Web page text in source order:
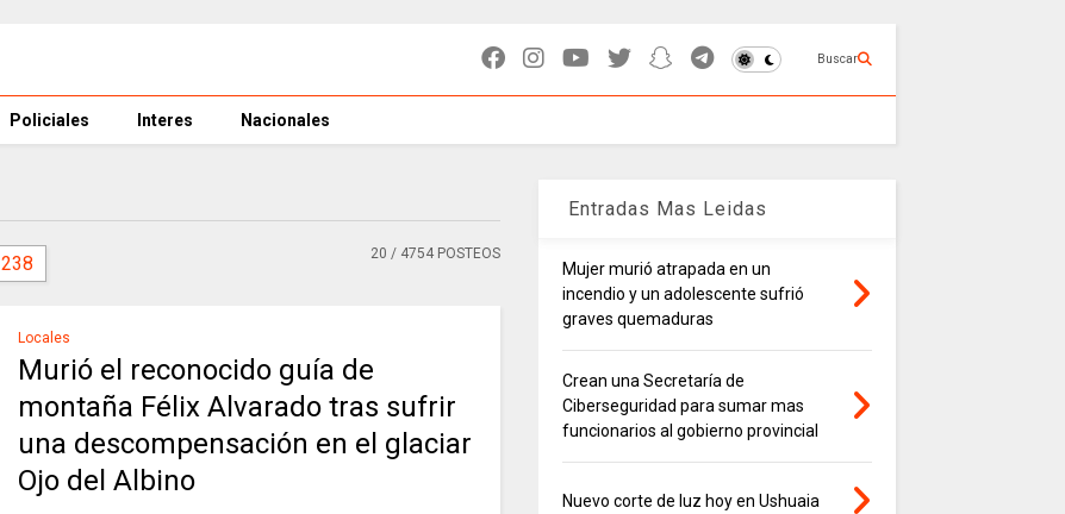
Buscar
Policiales Interes Nacionales
238 20 / 4754 POSTEOS
Locales
Murió el reconocido guía de
montaña Félix Alvarado tras sufrir
una descompensación en el glaciar
Ojo del Albino
Entradas Mas Leidas
Mujer murió atrapada en un
incendio y un adolescente sufrió
graves quemaduras
Crean una Secretaría de
Ciberseguridad para sumar mas
funcionarios al gobierno provincial
Nuevo corte de luz hoy en Ushuaia